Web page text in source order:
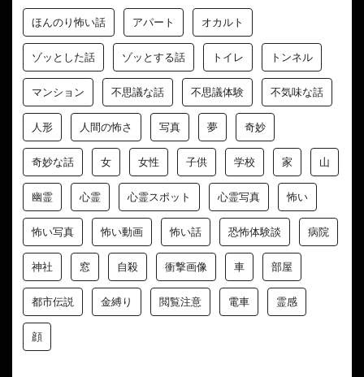
ほんのり怖い話 アパート オカルト
ゾッとした話 ゾッとする話 トイレ トンネル
マンション 不思議な話 不思議体験 不気味な話
人形 人間の怖さ 写真 夢 奇妙
奇妙な話 女 女性 子供 学校 家 山
幽霊 心霊 心霊スポット 心霊写真 怖い
怖い写真 怖い動画 怖い話 恐怖体験談 病院
神社 窓 自殺 衝撃画像 車 部屋
都市伝説 金縛り 閲覧注意 電車 霊感
顔